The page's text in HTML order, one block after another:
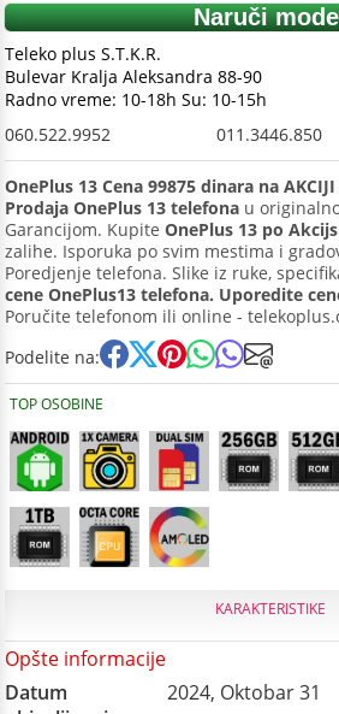
Naruči
Teleko plus S.T.K.R.
Bulevar Kralja Aleksandra 88-90
Radno vreme: 10-18h Su: 10-15h
060.522.9952
011.3446.850
OnePlus 13 Cena 99875 dinara na
Prodaja OnePlus 13 telefona u
Garancijom. Kupite OnePlus 13 po
zalihe. Isporuka po svim mestima i
Poredjenje telefona. Slike iz ruke,
cene OnePlus13 telefona. Uporedite
Poručite telefonom ili online -
Podelite na:
TOP OSOBINE
KARAKTERISTIKE
Opšte informacije
Datum
2024, Oktobar 31